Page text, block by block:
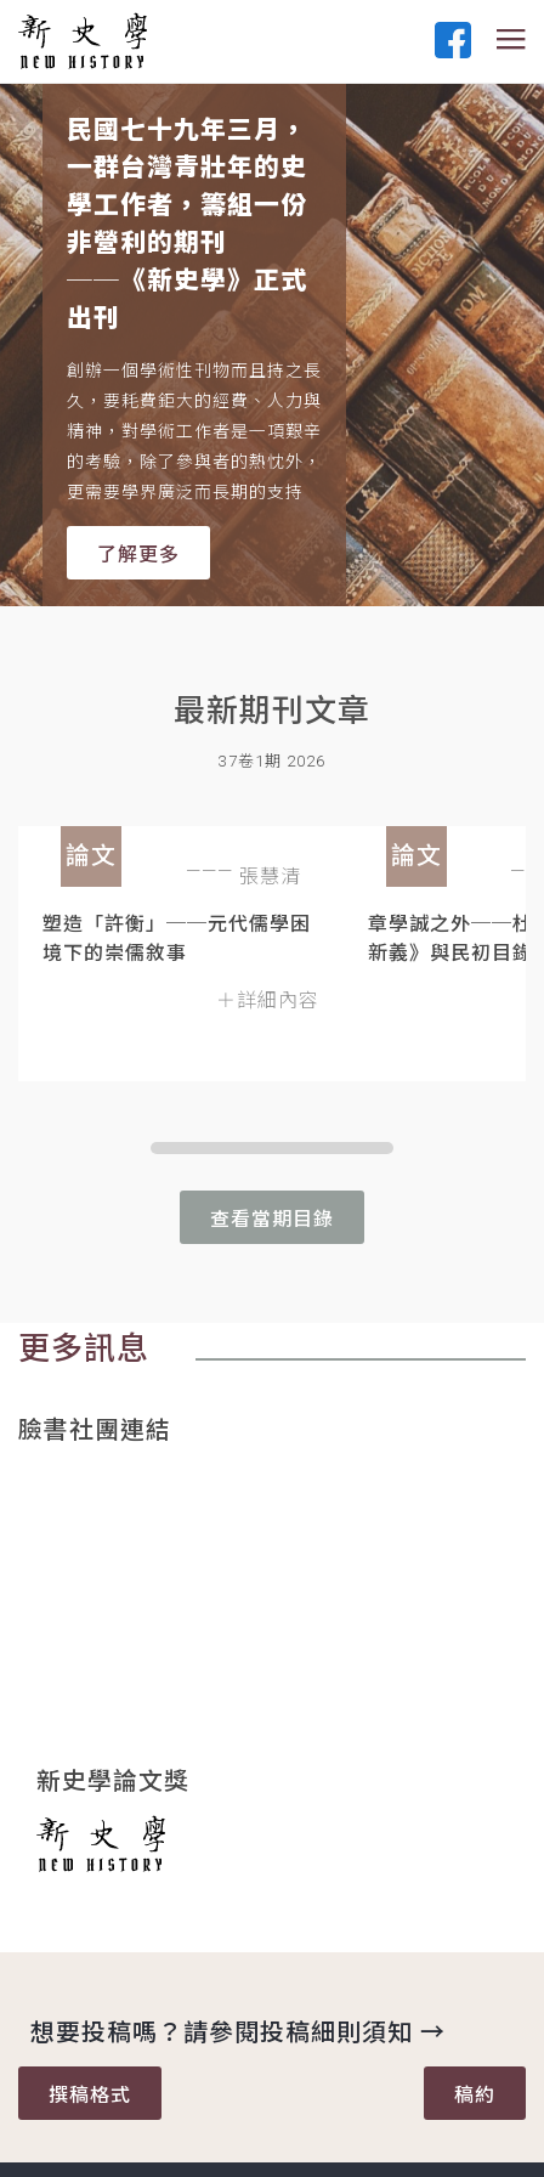
民國七十九年三月，
一群台灣青壯年的史
學工作者，籌組一份
非營利的期刊
──《新史學》正式
出刊
創辦一個學術性刊物而且持之長
久，要耗費鉅大的經費、人力與
精神，對學術工作者是一項艱辛
的考驗，除了參與者的熱忱外，
更需要學界廣泛而長期的支持
了解更多
最新期刊文章
37卷1期 2026
論文
張慧清
塑造「許衡」──元代儒學困
境下的崇儒敘事
＋詳細內容
論文
章學誠之外──杜
新義》與民初目錄
查看當期目錄
更多訊息
臉書社團連結
新史學論文獎
想要投稿嗎？請參閱投稿細則須知 →
撰稿格式 稿約